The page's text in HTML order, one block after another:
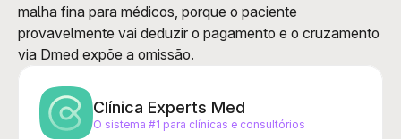
malha fina para médicos, porque o paciente
provavelmente vai deduzir o pagamento e o cruzamento
via Dmed expõe a omissão.
Clínica Experts Med
O sistema #1 para clínicas e consultórios